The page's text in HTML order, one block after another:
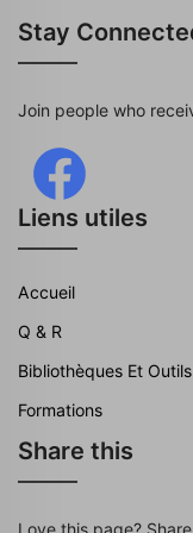
Stay
Join people who
Liens utiles
Accueil
Q & R
Bibliothèques Et Outils
Formations
Share this
Love this page?